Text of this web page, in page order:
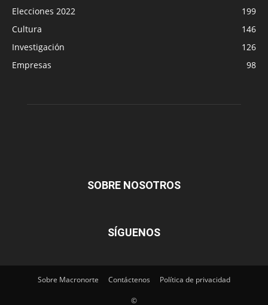
Elecciones 2022
199
Cultura
146
Investigación
126
Empresas
98
SOBRE NOSOTROS
SÍGUENOS
Sobre Macronorte Contáctenos Política de privacidad
©